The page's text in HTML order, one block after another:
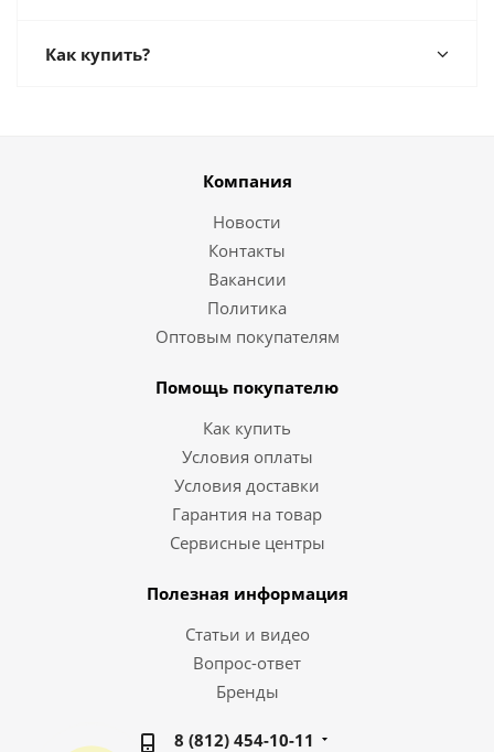
Как купить?
Компания
Новости
Контакты
Вакансии
Политика
Оптовым покупателям
Помощь покупателю
Как купить
Условия оплаты
Условия доставки
Гарантия на товар
Сервисные центры
Полезная информация
Статьи и видео
Вопрос-ответ
Бренды
8 (812) 454-10-11